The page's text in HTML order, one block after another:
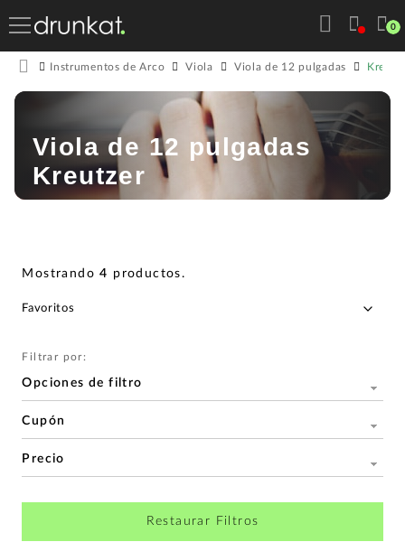
0
Instrumentos de Arco Viola Viola de 12 pulgadas
Viola de 12 pulgadas
Kreutzer
Mostrando4 productos.
Filtrar por:
Opciones de filtro
Cupón
Precio
Restaurar Filtros